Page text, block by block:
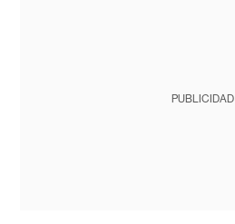
PUBLICIDAD